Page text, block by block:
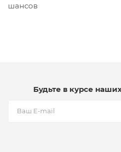
шансов
Будьте в курсе